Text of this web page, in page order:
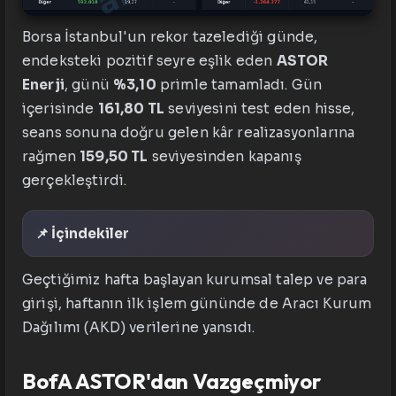
Borsa İstanbul'un rekor tazelediği günde,
endeksteki pozitif seyre eşlik eden ASTOR
Enerji, günü %3,10 primle tamamladı. Gün
içerisinde 161,80 TL seviyesini test eden hisse,
seans sonuna doğru gelen kâr realizasyonlarına
rağmen 159,50 TL seviyesinden kapanış
gerçekleştirdi.
📌 İçindekiler
Geçtiğimiz hafta başlayan kurumsal talep ve para
girişi, haftanın ilk işlem gününde de Aracı Kurum
Dağılımı (AKD) verilerine yansıdı.
BofA ASTOR'dan Vazgeçmiyor